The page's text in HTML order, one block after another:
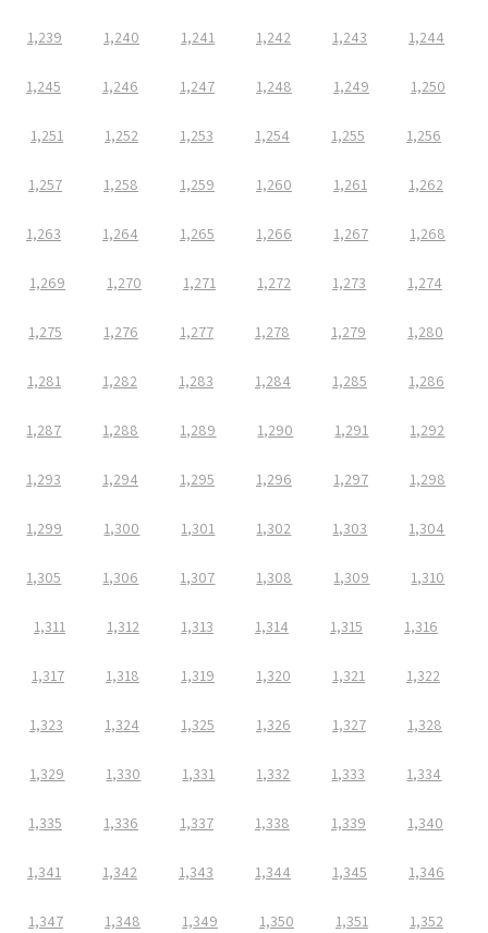
1,239 1,240 1,241 1,242 1,243 1,244
1,245 1,246 1,247 1,248 1,249 1,250
1,251 1,252 1,253 1,254 1,255 1,256
1,257 1,258 1,259 1,260 1,261 1,262
1,263 1,264 1,265 1,266 1,267 1,268
1,269 1,270 1,271 1,272 1,273 1,274
1,275 1,276 1,277 1,278 1,279 1,280
1,281 1,282 1,283 1,284 1,285 1,286
1,287 1,288 1,289 1,290 1,291 1,292
1,293 1,294 1,295 1,296 1,297 1,298
1,299 1,300 1,301 1,302 1,303 1,304
1,305 1,306 1,307 1,308 1,309 1,310
1,311 1,312 1,313 1,314 1,315 1,316
1,317 1,318 1,319 1,320 1,321 1,322
1,323 1,324 1,325 1,326 1,327 1,328
1,329 1,330 1,331 1,332 1,333 1,334
1,335 1,336 1,337 1,338 1,339 1,340
1,341 1,342 1,343 1,344 1,345 1,346
1,347 1,348 1,349 1,350 1,351 1,352